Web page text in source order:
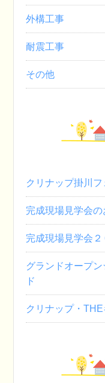
外構工事
耐震工事
その他
クリナップ掛川フ
完成現場見学会の
完成現場見学会
グランドオープ
ド
クリナップ・